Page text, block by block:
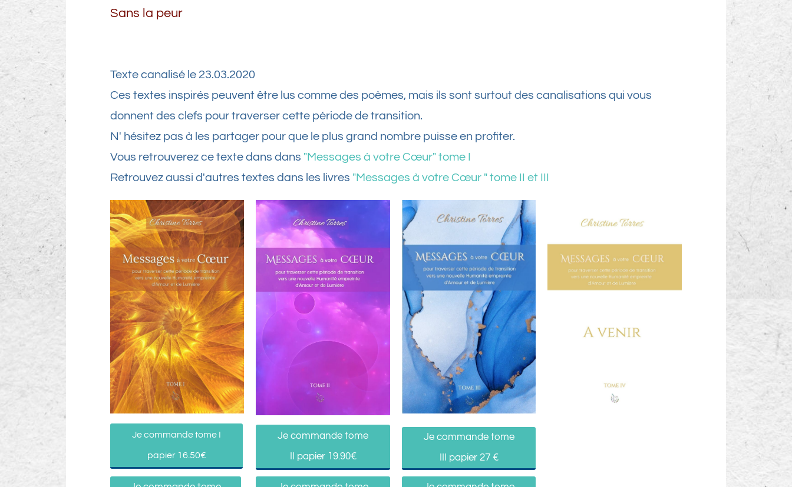
Sans la peur
Texte canalisé le 23.03.2020
Ces textes inspirés peuvent être lus comme des poèmes, mais ils sont surtout des canalisations qui vous
donnent des clefs pour traverser cette période de transition.
N' hésitez pas à les partager pour que le plus grand nombre puisse en profiter.
Vous retrouverez ce texte dans dans "Messages à votre Cœur" tome I
Retrouvez aussi d'autres textes dans les livres "Messages à votre Cœur " tome II et III
Je commande tome I
papier 16.50€
Je commande tome
II papier 19.90€
Je commande tome
III papier 27 €